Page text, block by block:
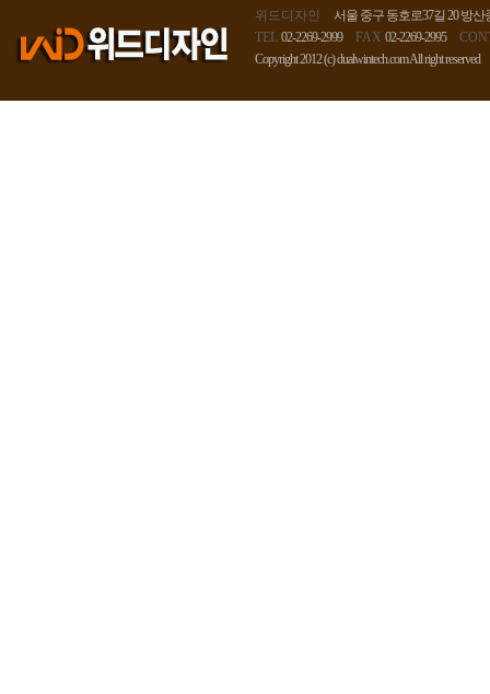
위드디자인
서울 중구 동호로37길 20 방산
TEL 02-2269-2999 FAX 02-2269-2995
Copyright 2012 (c) dualwintech.com All right reserved